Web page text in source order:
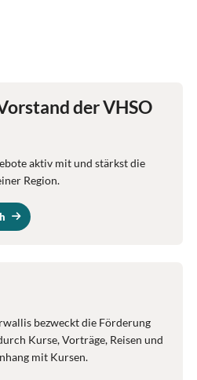
der VHSO
aktiv mit und stärkst die
Region.
bezweckt die Förderung
Kurse, Vorträge, Reisen und
mit Kursen.